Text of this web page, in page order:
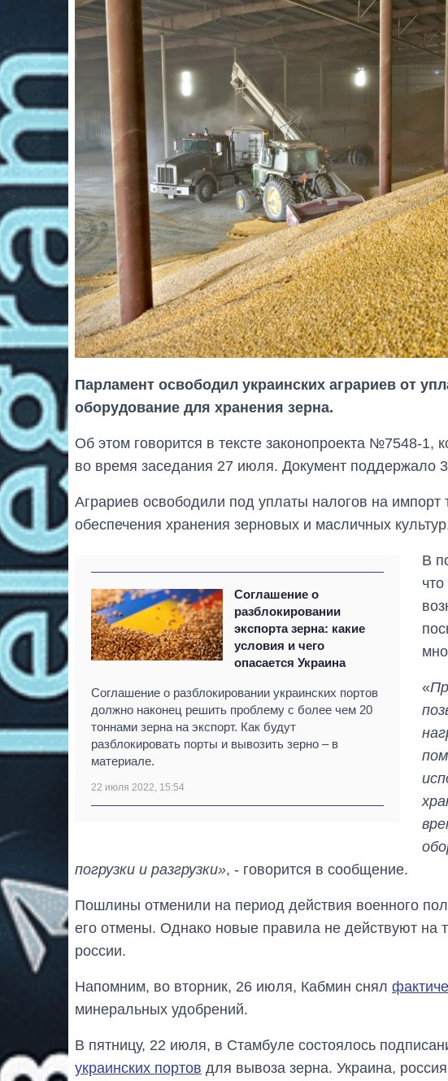
Парламент освободил украинских аграриев от
оборудование для хранения зерна.
Об этом говорится в тексте законопроекта №7548-
во время заседания 27 июля. Документ поддержало
Аграриев освободили под уплаты налогов на импорт
обеспечения хранения зерновых и масличных
Соглашение о
разблокировании
экспорта зерна: какие
условия и чего
опасается Украина
Соглашение о разблокировании украинских портов
должно наконец решить проблему с более чем 20
тоннами зерна на экспорт. Как будут
разблокировать порты и вывозить зерно – в
материале.
22 июля 2022, 15:54
В
«
погрузки и разгрузки», - говорится в сообщение.
Пошлины отменили на период действия военного
его отмены. Однако новые правила не действуют на
россии.
Напомним, во вторник, 26 июля, Кабмин снял
минеральных удобрений.
В пятницу, 22 июля, в Стамбуле состоялось
украинских портов для вывоза зерна. Украина,